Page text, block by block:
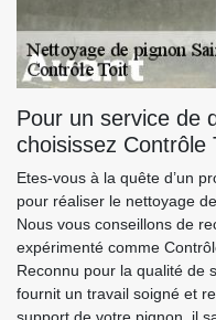
Pour un service de
choisissez Contrôle
Etes-vous à la quête d’un
pour réaliser le nettoyage
Nous vous conseillons de
expérimenté comme
Reconnu pour la qualité de
fournit un travail soigné et